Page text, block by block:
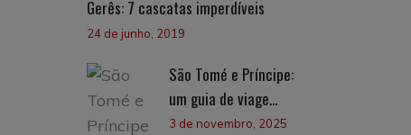
Gerês: 7 cascatas imperdíveis
24 de junho, 2019
São Tomé e Príncipe:
um guia de viage...
3 de novembro, 2025